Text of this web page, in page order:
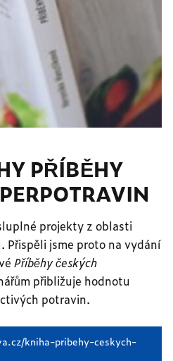
PŘÍBĚHY
projekty z oblasti
jsme proto na vydání
Příběhy českých
přibližuje hodnotu
potravin.
kniha-pribehy-ceskych-